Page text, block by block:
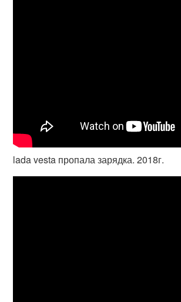
lada vesta пропала зарядка. 2018г.